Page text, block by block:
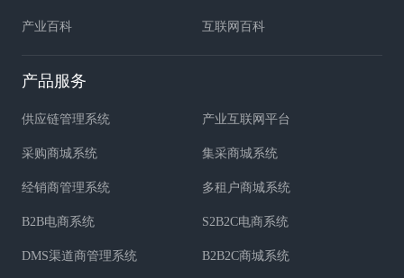
产业百科 互联网百科
产品服务
供应链管理系统 产业互联网平台
采购商城系统 集采商城系统
经销商管理系统 多租户商城系统
B2B电商系统 S2B2C电商系统
DMS渠道商管理系统 B2B2C商城系统